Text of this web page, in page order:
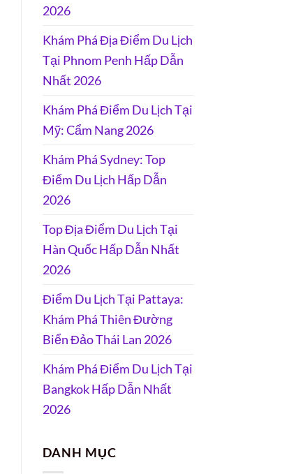
2026
Khám Phá Địa Điểm Du Lịch
Tại Phnom Penh Hấp Dẫn
Nhất 2026
Khám Phá Điểm Du Lịch Tại
Mỹ: Cẩm Nang 2026
Khám Phá Sydney: Top
Điểm Du Lịch Hấp Dẫn
2026
Top Địa Điểm Du Lịch Tại
Hàn Quốc Hấp Dẫn Nhất
2026
Điểm Du Lịch Tại Pattaya:
Khám Phá Thiên Đường
Biển Đảo Thái Lan 2026
Khám Phá Điểm Du Lịch Tại
Bangkok Hấp Dẫn Nhất
2026
DANH MỤC